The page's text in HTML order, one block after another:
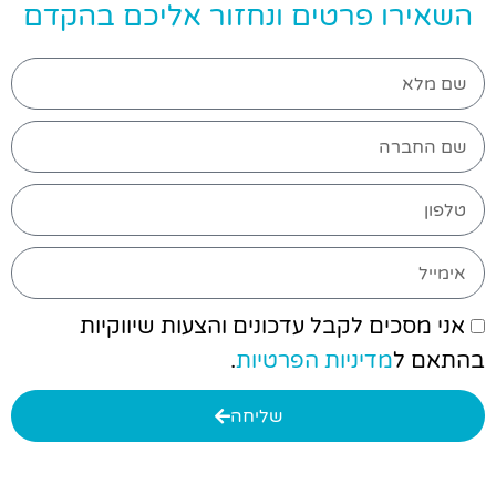
השאירו פרטים ונחזור אליכם בהקדם
אני מסכים לקבל עדכונים והצעות שיווקיות
בהתאם למדיניות הפרטיות.
שליחה